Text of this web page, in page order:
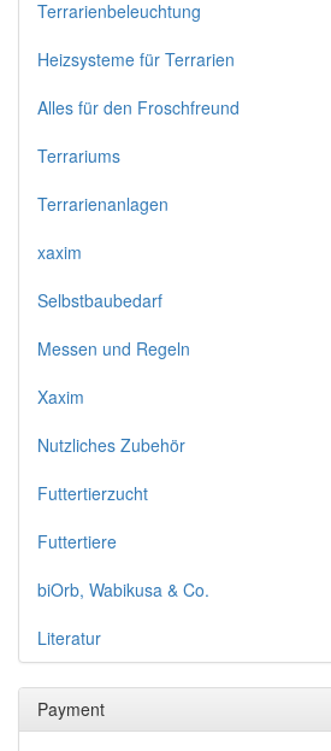
Terrarienbeleuchtung
Heizsysteme für Terrarien
Alles für den Froschfreund
Terrariums
Terrarienanlagen
xaxim
Selbstbaubedarf
Messen und Regeln
Xaxim
Nutzliches Zubehör
Futtertierzucht
Futtertiere
biOrb, Wabikusa & Co.
Literatur
Payment